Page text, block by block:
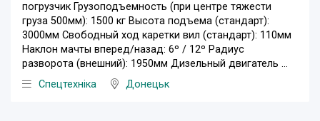
погрузчик Грузоподъемность (при центре тяжести
груза 500мм): 1500 кг Высота подъема (стандарт):
3000мм Свободный ход каретки вил (стандарт): 110мм
Наклон мачты вперед/назад: 6º / 12º Радиус
разворота (внешний): 1950мм Дизельный двигатель ...
Спецтехніка
Донецьк